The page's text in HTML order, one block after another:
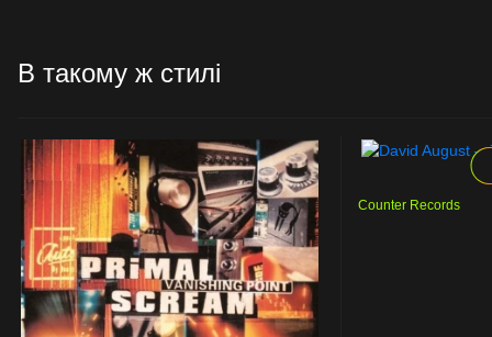
В такому ж стилі
Counter Records